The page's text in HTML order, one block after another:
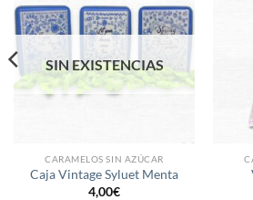
Añadir
a la
lista de
SIN EXISTENCIAS
CARAMELOS SIN AZÚCAR
Caja Vintage Syluet Menta
4,00€